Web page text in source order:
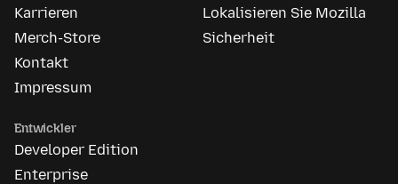
Karrieren
Merch-Store
Kontakt
Impressum
Lokalisieren Sie Mozilla
Sicherheit
Entwickler
Developer Edition
Enterprise